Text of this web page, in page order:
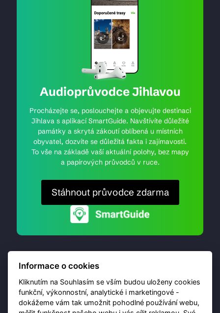
Audioprůvodce Jihlavou
Procházejte se, poslouchejte a objevujte destinaci
Jihlava s aplikací SmartGuide. Navštívíte důležité
památky a skrytá zákoutí oblíbená u místních
obyvatel, dozvíte se důležitá fakta i zajímavosti.
To vše na základě vaší aktuální polohy, bez mapy
a papírových průvodců v ruce.
Stáhnout průvodce zdarma
Informace o cookies
Kliknutím na Souhlasím se vším budou uloženy cookies
funkční, výkonnostní, analytické i marketingové -
dokážeme vám tak umožnit pohodlné používání webu,